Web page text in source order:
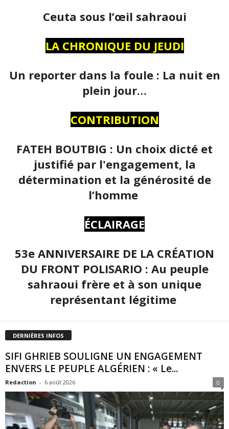
Ceuta sous l’œil sahraoui
LA CHRONIQUE DU JEUDI
Un reporter dans la foule : La nuit en
plein jour…
CONTRIBUTION
FATEH BOUTBIG : Un choix dicté et
justifié par l'engagement, la
détermination et la générosité de
l’homme
ÉCLAIRAGE
53e ANNIVERSAIRE DE LA CRÉATION
DU FRONT POLISARIO : Au peuple
sahraoui frère et à son unique
représentant légitime
DERNIÈRES INFOS
SIFI GHRIEB SOULIGNE UN ENGAGEMENT
ENVERS LE PEUPLE ALGÉRIEN : « Le...
Redaction - 6 août 2026 0